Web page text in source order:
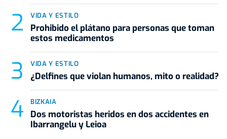
VIDA Y ESTILO
Prohibido el plátano para personas que toman
estos medicamentos
VIDA Y ESTILO
¿Delfines que violan humanos, mito o realidad?
BIZKAIA
Dos motoristas heridos en dos accidentes en
Ibarrangelu y Leioa